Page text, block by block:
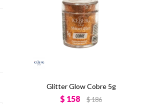
Glitter Glow Cobre 5g
$ 158 $186